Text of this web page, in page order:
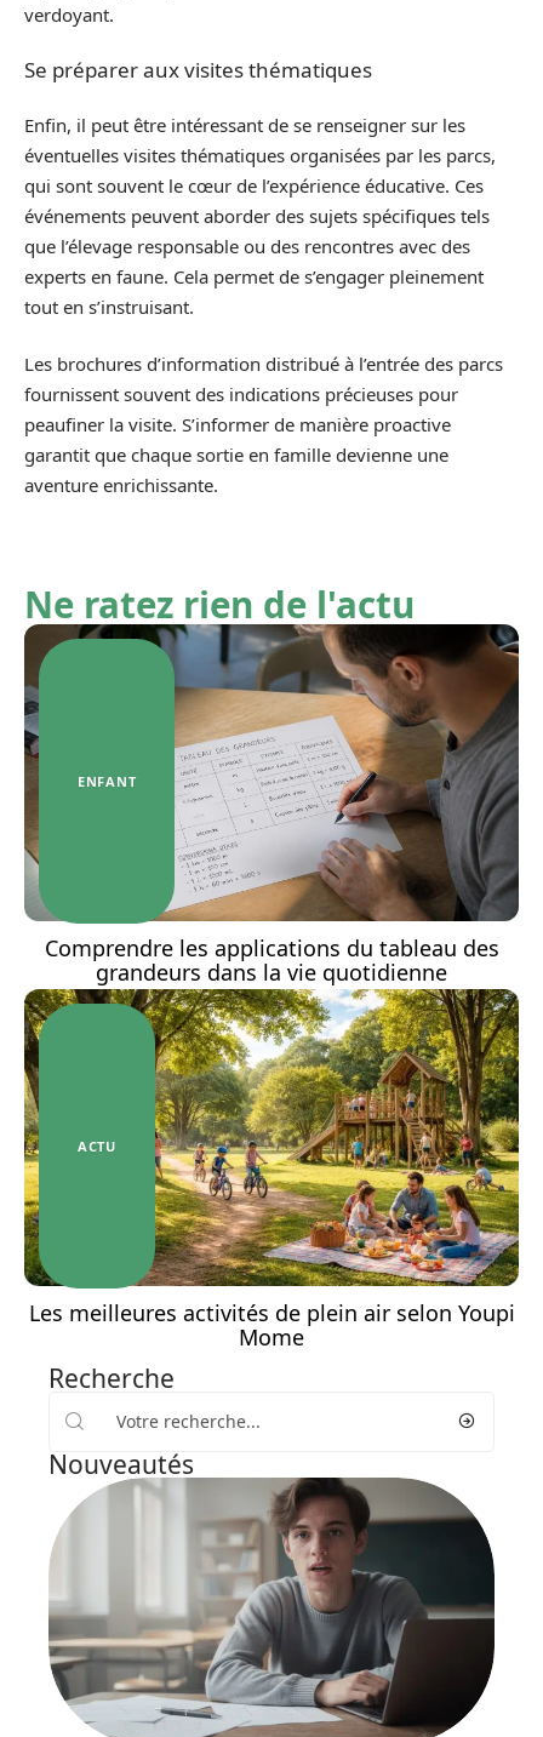
verdoyant.
Se préparer aux visites thématiques
Enfin, il peut être intéressant de se renseigner sur les
éventuelles visites thématiques organisées par les parcs,
qui sont souvent le cœur de l’expérience éducative. Ces
événements peuvent aborder des sujets spécifiques tels
que l’élevage responsable ou des rencontres avec des
experts en faune. Cela permet de s’engager pleinement
tout en s’instruisant.
Les brochures d’information distribué à l’entrée des parcs
fournissent souvent des indications précieuses pour
peaufiner la visite. S’informer de manière proactive
garantit que chaque sortie en famille devienne une
aventure enrichissante.
Ne ratez rien de l'actu
ENFANT
Comprendre les applications du tableau des
grandeurs dans la vie quotidienne
ACTU
Les meilleures activités de plein air selon Youpi
Mome
Recherche
Nouveautés